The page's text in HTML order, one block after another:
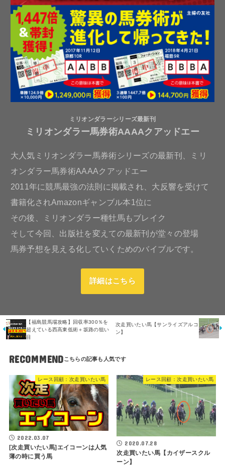
ミリオンダラーシリーズ最新刊
ミリオンダラー馬券術AAAAクアッドエー
大人気ミリオンダラー馬券術シリーズの最新刊、ミリ
オンダラー馬券術AAAAクアッドエー
2011年に競馬最強の法則に掲載され、大反響を受けて
書籍化されAmazonギャンブル本1位に
その後、ミリオンダラー種牡馬もブレイク
そして今回、出版社を変えての最新刊が堂々の登場
馬券予想を見える化していくためのバイブルです。
詳細はこちら
【福島競馬場攻略】回収率300％を
超えている西高東低術＋坂路の狙い
目
次走買いたい馬【サンライズアルコ
ン】
RECOMMEND
レース回顧：次走買いたい馬
2022.03.07
[次走買いたい馬]エイコーンは人気
薄の時に買う馬
レース回顧：次走買いたい馬
2020.07.28
次走買いたい馬【カイザースクル
ーン】